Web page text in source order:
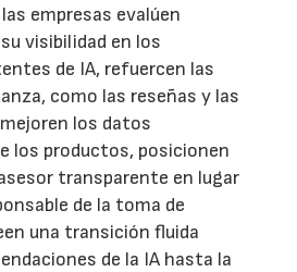
empresas evalúen
visibilidad en los
de IA, refuercen las
como las reseñas y las
los datos
los productos, posicionen
transparente en lugar
de la toma de
una transición fluida
de la IA hasta la